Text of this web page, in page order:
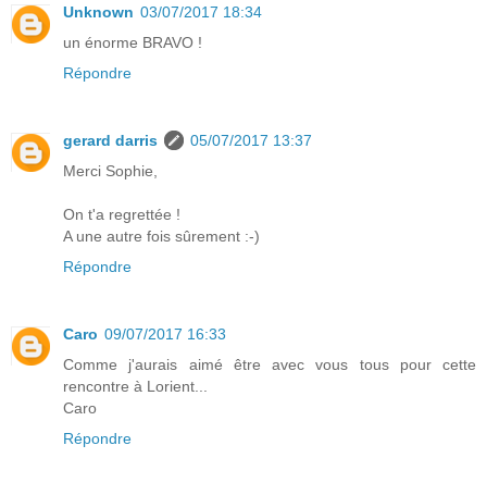
Unknown 03/07/2017 18:34
un énorme BRAVO !
Répondre
gerard darris
05/07/2017 13:37
Merci Sophie,
On t'a regrettée !
A une autre fois sûrement :-)
Répondre
Caro 09/07/2017 16:33
Comme j'aurais aimé être avec vous tous pour cette
rencontre à Lorient...
Caro
Répondre